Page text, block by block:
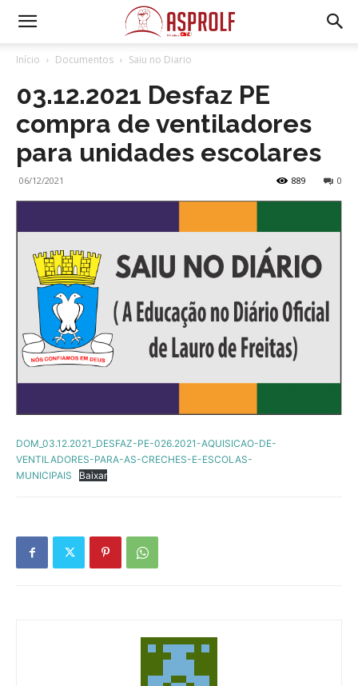
Início Documentos Saiu no Diario
03.12.2021 Desfaz PE
compra de ventiladores
para unidades escolares
06/12/2021 0
889
DOM_03.12.2021_DESFAZ-PE-026.2021-AQUISICAO-DE-
VENTILADORES-PARA-AS-CRECHES-E-ESCOLAS-
MUNICIPAIS
Baixar